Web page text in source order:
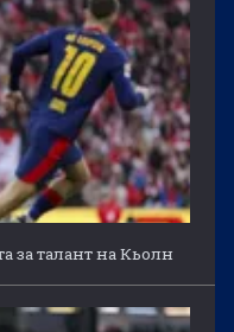
за талант на Кьолн